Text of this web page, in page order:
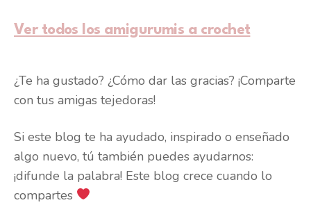
Ver todos los amigurumis a crochet
¿Te ha gustado? ¿Cómo dar las gracias? ¡Comparte
con tus amigas tejedoras!
Si este blog te ha ayudado, inspirado o enseñado
algo nuevo, tú también puedes ayudarnos:
¡difunde la palabra! Este blog crece cuando lo
compartes